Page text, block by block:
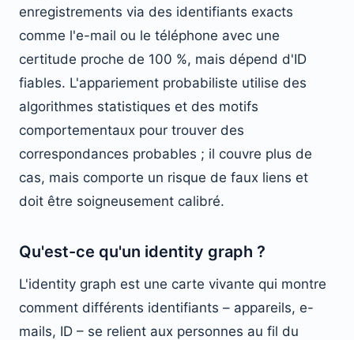
enregistrements via des identifiants exacts
comme l'e-mail ou le téléphone avec une
certitude proche de 100 %, mais dépend d'ID
fiables. L'appariement probabiliste utilise des
algorithmes statistiques et des motifs
comportementaux pour trouver des
correspondances probables ; il couvre plus de
cas, mais comporte un risque de faux liens et
doit être soigneusement calibré.
Qu'est-ce qu'un identity graph ?
L'identity graph est une carte vivante qui montre
comment différents identifiants – appareils, e-
mails, ID – se relient aux personnes au fil du